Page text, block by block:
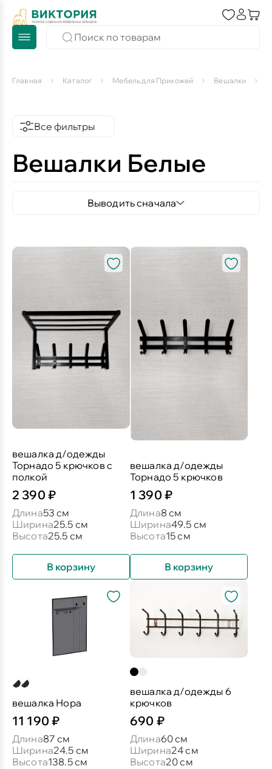
Главная Каталог Мебель для Прихожей Вешалки
Все фильтры
Вешалки Белые
Выводить сначала
вешалка д/одежды
Торнадо 5 крючков с
полкой
2 390 ₽
Длина53 см
Ширина25.5 см
Высота25.5 см
В корзину
вешалка д/одежды
Торнадо 5 крючков
1 390 ₽
Длина8 см
Ширина49.5 см
Высота15 см
В корзину
вешалка Нора
11 190 ₽
Длина87 см
Ширина24.5 см
Высота138.5 см
вешалка д/одежды 6
крючков
690 ₽
Длина60 см
Ширина24 см
Высота20 см